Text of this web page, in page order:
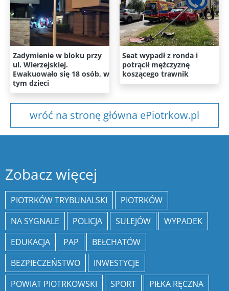
Zadymienie w bloku przy
ul. Wierzejskiej.
Ewakuowało się 18 osób, w
tym dzieci
Seat wypadł z ronda i
potrącił mężczyznę
koszącego trawnik
wróć na stronę główna ePiotrkow.pl
Zobacz więcej
PIOTRKÓW TRYBUNALSKI
PIOTRKÓW
NA SYGNALE
POLICJA SULEJÓW
WYPADEK
EDUKACJA
PAP
BEŁCHATÓW
BEZPIECZEŃSTWO
INWESTYCJE
POWIAT PIOTRKOWSKI
SPORT
PIŁKA RĘCZNA